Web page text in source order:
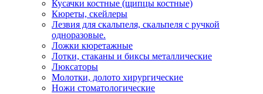
Кусачки костные (щипцы костные)
Кюреты, скейлеры
Лезвия для скальпеля, скальпеля с ручкой
одноразовые.
Ложки кюретажные
Лотки, стаканы и биксы металлические
Люксаторы
Молотки, долото хирургические
Ножи стоматологические